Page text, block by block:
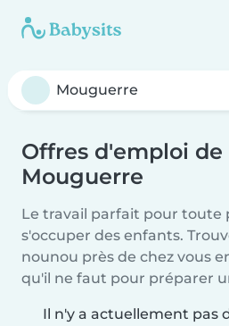
Offres d'emploi de
Mouguerre
Le travail parfait pour toute
s'occuper des enfants.
nounou près de chez vous
qu'il ne faut pour préparer
Il n'y a actuellement pas